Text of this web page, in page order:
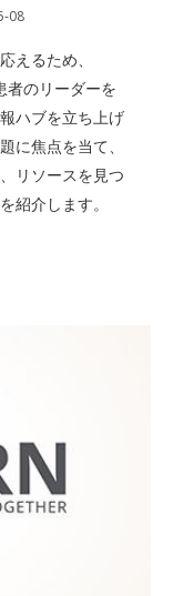
08
えるため、
のリーダーを
ハブを立ち上げ
に焦点を当て、
リソースを見つ
紹介します。